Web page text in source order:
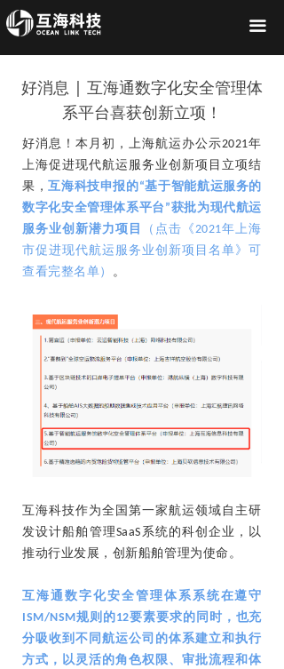
끀
好消息 | 互海通数字化安全管理体
系平台喜获创新立项！
好消息！本月初，上海航运办公示2021年
上海促进现代航运服务业创新项目立项结
果，互海科技申报的“基于智能航运服务的
数字化安全管理体系平台”获批为现代航运
服务业创新潜力项目
（点击《2021年上海
市促进现代航运服务业创新项目名单》可
查看完整名单） 。
互海科技作为全国第一家航运领域自主研
发设计船舶管理SaaS系统的科创企业，以
推动行业发展，创新船舶管理为使命。
互海通数字化安全管理体系系统在遵守
ISM/NSM规则的12要素要求的同时，也充
分吸收到不同航运公司的体系建立和执行
方式，以灵活的角色权限、审批流程和体